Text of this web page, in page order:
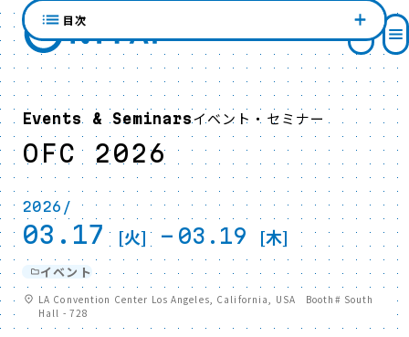
Events & Seminarsイベント・セミナー
OFC 2026
2026/
03.17 [火] - 03.19 [木]
イベント
LA Convention Center Los Angeles, California, USA Booth# South
Hall - 728
目次